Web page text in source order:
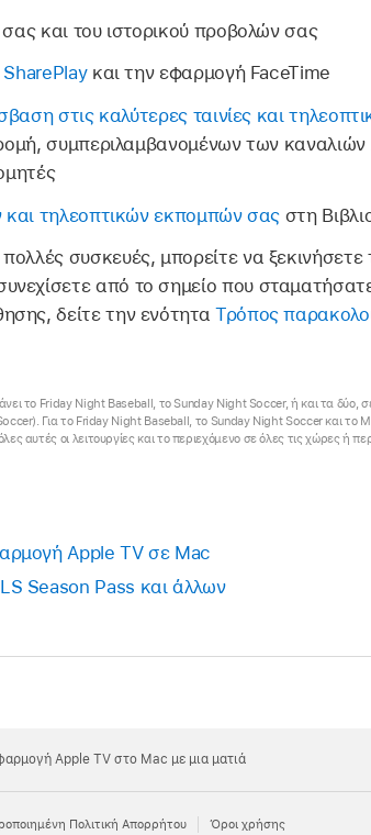
και του ιστορικού προβολών σας
και την εφαρμογή FaceTime
στις καλύτερες ταινίες και
συμπεριλαμβανομένων των
και τηλεοπτικών εκπομπών σας στη
συσκευές, μπορείτε να ξεκινήσετε
από το σημείο που
δείτε την ενότητα Τρόπος
το Friday Night Baseball, το Sunday Night Soccer, ή και τα δύο,
Για το Friday Night Baseball, το Sunday Night Soccer και το
αυτές οι λειτουργίες και το περιεχόμενο σε όλες τις χώρες ή
Apple TV σε Mac
Season Pass και άλλων
Apple TV στο Mac με μια ματιά
Πολιτική Απορρήτου Όροι χρήσης